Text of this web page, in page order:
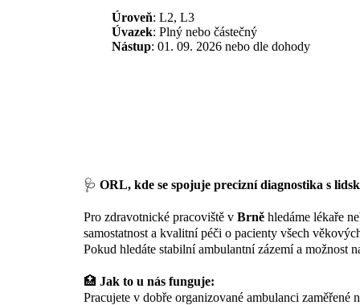
Úroveň: L2, L3
Úvazek: Plný nebo částečný
Nástup: 01. 09. 2026 nebo dle dohody
🩺 ORL, kde se spojuje precizní diagnostika s
Pro zdravotnické pracoviště v Brně hledáme lékaře
samostatnost a kvalitní péči o pacienty všech
Pokud hledáte stabilní ambulantní zázemí a možnost
🏥 Jak to u nás funguje:
Pracujete v dobře organizované ambulanci zaměřené